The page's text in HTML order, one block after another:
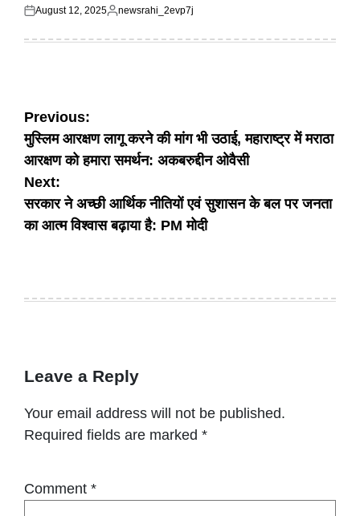
Posted
August 12, 2025
Posted
newsrahi_2evp7j
Post
navigation
Previous:
मुस्लिम आरक्षण लागू करने की मांग भी उठाई, महाराष्ट्र में मराठा
आरक्षण को हमारा समर्थन: अकबरुद्दीन ओवैसी
Next:
सरकार ने अच्छी आर्थिक नीतियों एवं सुशासन के बल पर जनता
का आत्म विश्वास बढ़ाया है: PM मोदी
Leave a Reply
Your email address will not be published.
Required fields are marked *
Comment *